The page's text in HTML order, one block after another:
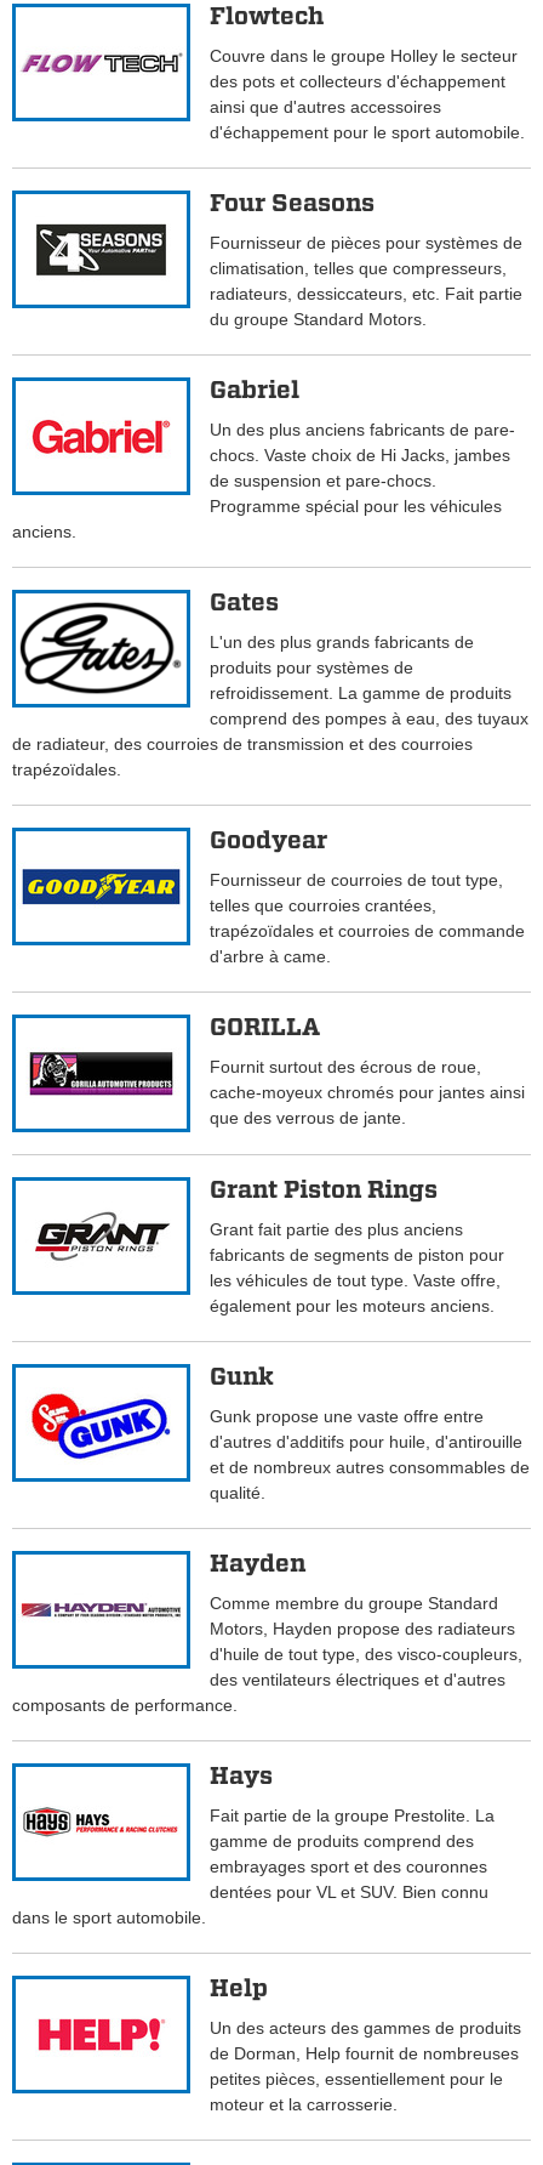
Flowtech
Couvre dans le groupe Holley le secteur
des pots et collecteurs d'échappement
ainsi que d'autres accessoires
d'échappement pour le sport automobile.
Four Seasons
Fournisseur de pièces pour systèmes de
climatisation, telles que compresseurs,
radiateurs, dessiccateurs, etc. Fait partie
du groupe Standard Motors.
Gabriel
Un des plus anciens fabricants de pare-
chocs. Vaste choix de Hi Jacks, jambes
de suspension et pare-chocs.
Programme spécial pour les véhicules
anciens.
Gates
L'un des plus grands fabricants de
produits pour systèmes de
refroidissement. La gamme de produits
comprend des pompes à eau, des tuyaux
de radiateur, des courroies de transmission et des courroies
trapézoïdales.
Goodyear
Fournisseur de courroies de tout type,
telles que courroies crantées,
trapézoïdales et courroies de commande
d'arbre à came.
GORILLA
Fournit surtout des écrous de roue,
cache-moyeux chromés pour jantes ainsi
que des verrous de jante.
Grant Piston Rings
Grant fait partie des plus anciens
fabricants de segments de piston pour
les véhicules de tout type. Vaste offre,
également pour les moteurs anciens.
Gunk
Gunk propose une vaste offre entre
d'autres d'additifs pour huile, d'antirouille
et de nombreux autres consommables de
qualité.
Hayden
Comme membre du groupe Standard
Motors, Hayden propose des radiateurs
d'huile de tout type, des visco-coupleurs,
des ventilateurs électriques et d'autres
composants de performance.
Hays
Fait partie de la groupe Prestolite. La
gamme de produits comprend des
embrayages sport et des couronnes
dentées pour VL et SUV. Bien connu
dans le sport automobile.
Help
Un des acteurs des gammes de produits
de Dorman, Help fournit de nombreuses
petites pièces, essentiellement pour le
moteur et la carrosserie.